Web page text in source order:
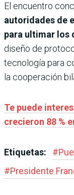
El encuentro
autoridades de
para ultimar los
diseño de
tecnología para
la cooperación
Te puede
crecieron 88 %
Etiquetas: #
#Presidente